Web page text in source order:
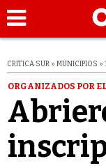
CRITICA SUR » MUNICIPIOS »
ORGANIZADOS POR